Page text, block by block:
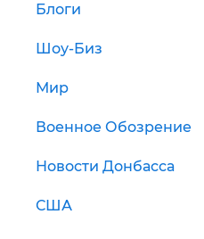
Блоги
Шоу-Биз
Мир
Военное Обозрение
Новости Донбасса
США